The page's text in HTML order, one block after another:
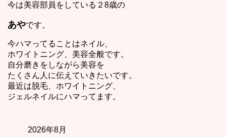
今は美容部員をしている２8歳の
あやです。
今ハマってることはネイル、
ホワイトニング、美容全般です。
自分磨きをしながら美容を
たくさん人に伝えていきたいです。
最近は脱毛、ホワイトニング、
ジェルネイルにハマってます。
2026年8月